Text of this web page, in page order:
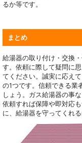
るか等です。
まとめ
給湯器の取り付け・交換
す。依頼に際して疑問に
てください。誠実に応え
の1つです。信頼できる業
しょう。ガス給湯器の事
依頼すれば保障や即対応
に、給湯器を守ってくれる